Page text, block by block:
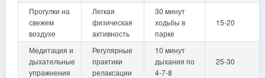
Прогулки на
свежем
воздухе
Легкая
физическая
активность
30 минут
ходьбы в
парке
15-20
Медитация и
дыхательные
упражнения
Регулярные
практики
релаксации
10 минут
дыхания по
4-7-8
25-30